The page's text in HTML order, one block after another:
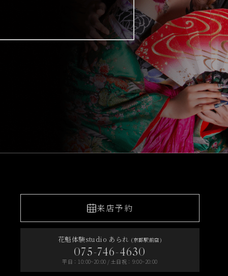
来店予約
花魁体験studio あられ (京都駅前店)
075-746-4630
平日：10:00~20:00 / 土日祝：9:00~20:00